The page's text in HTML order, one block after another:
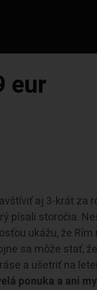
eur
aj 3-krát za
písali storočia.
ukážu, že
sa môže stať,
a ušetriť na
ponuka a ani